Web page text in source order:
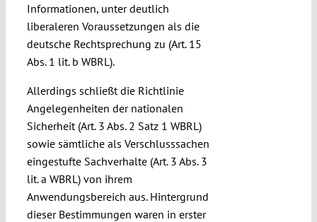
Informationen, unter deutlich
liberaleren Voraussetzungen als die
deutsche Rechtsprechung zu (Art. 15
Abs. 1 lit. b WBRL).
Allerdings schließt die Richtlinie
Angelegenheiten der nationalen
Sicherheit (Art. 3 Abs. 2 Satz 1 WBRL)
sowie sämtliche als Verschlusssachen
eingestufte Sachverhalte (Art. 3 Abs. 3
lit. a WBRL) von ihrem
Anwendungsbereich aus. Hintergrund
dieser Bestimmungen waren in erster